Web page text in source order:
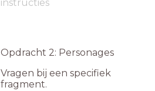
instructies
Opdracht 2: Personages
Vragen bij een specifiek
fragment.